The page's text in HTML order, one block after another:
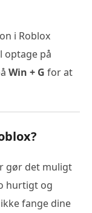
i Roblox
optage på
Win + G for at
gør det muligt
hurtigt og
fange dine